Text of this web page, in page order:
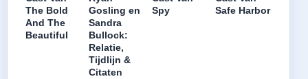
The Bold
And The
Beautiful
Gosling en
Sandra
Bullock:
Relatie,
Tijdlijn &
Citaten
Spy
Safe Harbor